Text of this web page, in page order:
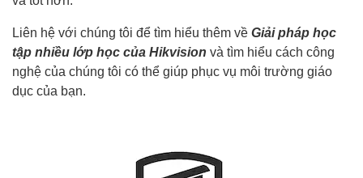
Liên hệ với chúng tôi để tìm hiểu thêm về Giải pháp học
tập nhiều lớp học của Hikvision và tìm hiểu cách công
nghệ của chúng tôi có thể giúp phục vụ môi trường giáo
dục của bạn.